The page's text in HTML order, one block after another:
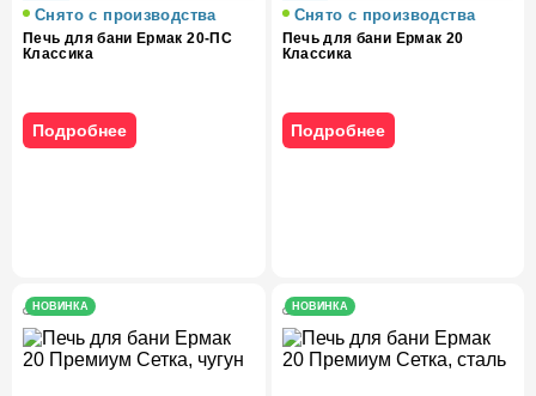
Снято с производства
Печь для бани Ермак 20-ПС
Классика
Подробнее
Снято с производства
Печь для бани Ермак 20
Классика
Подробнее
НОВИНКА НОВИНКА